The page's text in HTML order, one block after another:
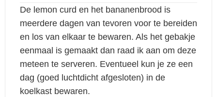
De lemon curd en het bananenbrood is
meerdere dagen van tevoren voor te bereiden
en los van elkaar te bewaren. Als het gebakje
eenmaal is gemaakt dan raad ik aan om deze
meteen te serveren. Eventueel kun je ze een
dag (goed luchtdicht afgesloten) in de
koelkast bewaren.